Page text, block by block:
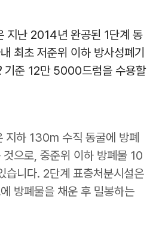
지난 2014년 완공된 1단계 동
최초 저준위 이하 방사성폐기
기준 12만 5000드럼을 수용할
지하 130m 수직 동굴에 방폐
것으로, 중준위 이하 방폐물 10
습니다. 2단계 표층처분시설은
방폐물을 채운 후 밀봉하는